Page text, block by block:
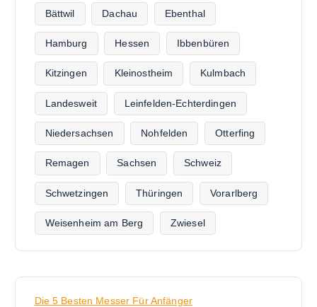
Bättwil Dachau Ebenthal
Hamburg Hessen Ibbenbüren
Kitzingen Kleinostheim Kulmbach
Landesweit Leinfelden-Echterdingen
Niedersachsen Nohfelden Otterfing
Remagen Sachsen Schweiz
Schwetzingen Thüringen Vorarlberg
Weisenheim am Berg Zwiesel
Die 5 Besten Messer Für Anfänger